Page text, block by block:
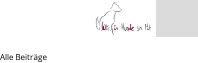
Alle Beiträge